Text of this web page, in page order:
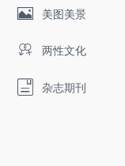
美图美景
两性文化
杂志期刊